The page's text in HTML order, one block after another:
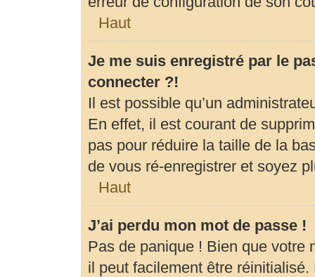
Haut
Je me suis enregistré par le
connecter ?!
Il est possible qu’un
En effet, il est courant de
pas pour réduire la taille de la
de vous ré-enregistrer et soyez
Haut
J’ai perdu mon mot de passe !
Pas de panique ! Bien que votre
il peut facilement être